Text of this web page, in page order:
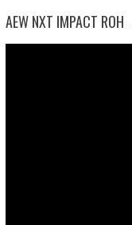
AEW NXT IMPACT ROH